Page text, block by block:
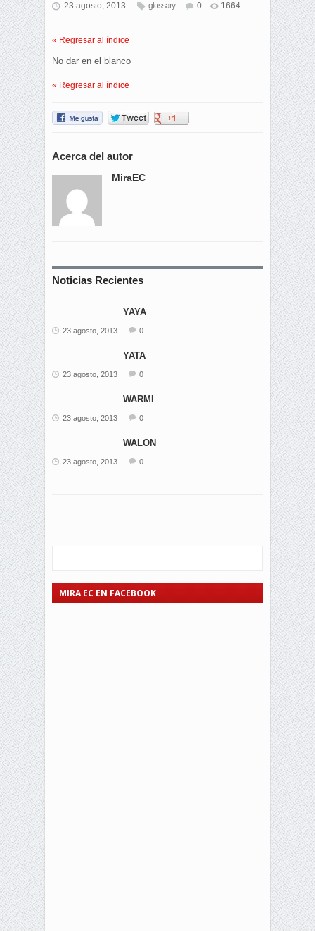
23 agosto, 2013 glossary 0 1664
« Regresar al índice
No dar en el blanco
« Regresar al índice
Acerca del autor
MiraEC
Noticias Recientes
YAYA
23 agosto, 2013 0
YATA
23 agosto, 2013 0
WARMI
23 agosto, 2013 0
WALON
23 agosto, 2013 0
MIRA EC EN FACEBOOK